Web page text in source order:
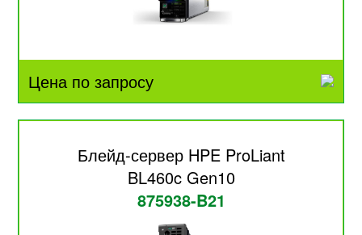
Цена по запросу
Блейд-сервер HPE ProLiant
BL460c Gen10
875938-B21